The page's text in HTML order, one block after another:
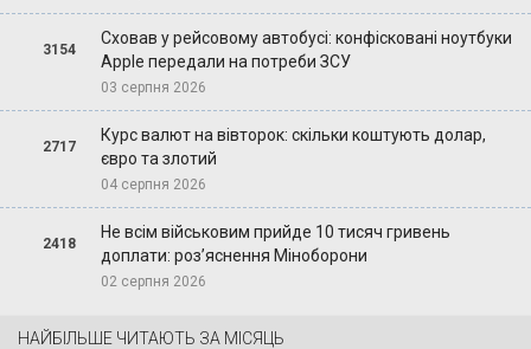
3154
Сховав у рейсовому автобусі: конфісковані ноутбуки
Apple передали на потреби ЗСУ
03 серпня 2026
2717
Курс валют на вівторок: скільки коштують долар,
євро та злотий
04 серпня 2026
2418
Не всім військовим прийде 10 тисяч гривень
доплати: роз’яснення Міноборони
02 серпня 2026
НАЙБІЛЬШЕ ЧИТАЮТЬ ЗА МІСЯЦЬ